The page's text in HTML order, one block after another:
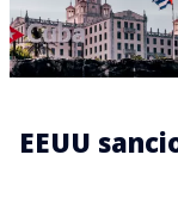
EEUU